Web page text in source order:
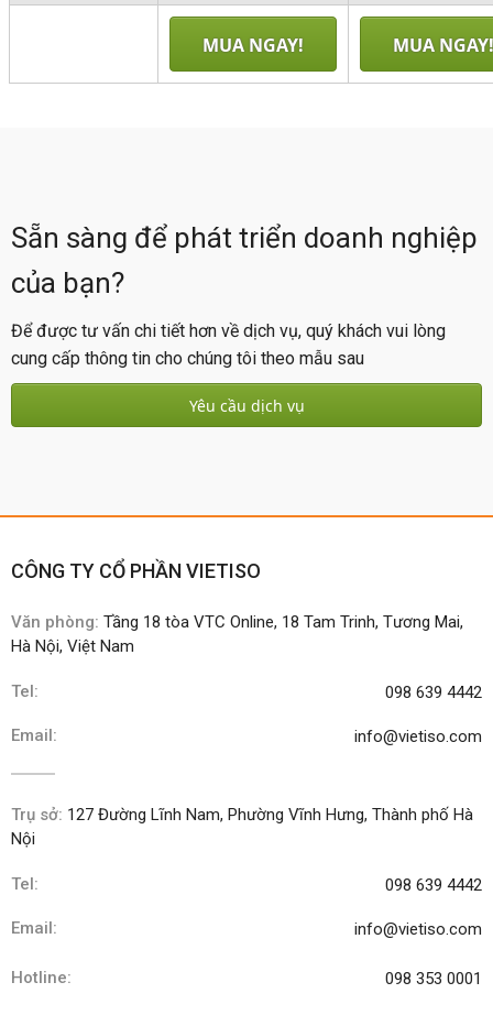
MUA NGAY! MUA NGAY!
Sẵn sàng để phát triển doanh nghiệp
của bạn?
Để được tư vấn chi tiết hơn về dịch vụ, quý khách vui lòng
cung cấp thông tin cho chúng tôi theo mẫu sau
Yêu cầu dịch vụ
CÔNG TY CỔ PHẦN VIETISO
Văn phòng: Tầng 18 tòa VTC Online, 18 Tam Trinh, Tương Mai,
Hà Nội, Việt Nam
Tel: 098 639 4442
Email: info@vietiso.com
Trụ sở: 127 Đường Lĩnh Nam, Phường Vĩnh Hưng, Thành phố Hà
Nội
Tel: 098 639 4442
Email: info@vietiso.com
Hotline: 098 353 0001